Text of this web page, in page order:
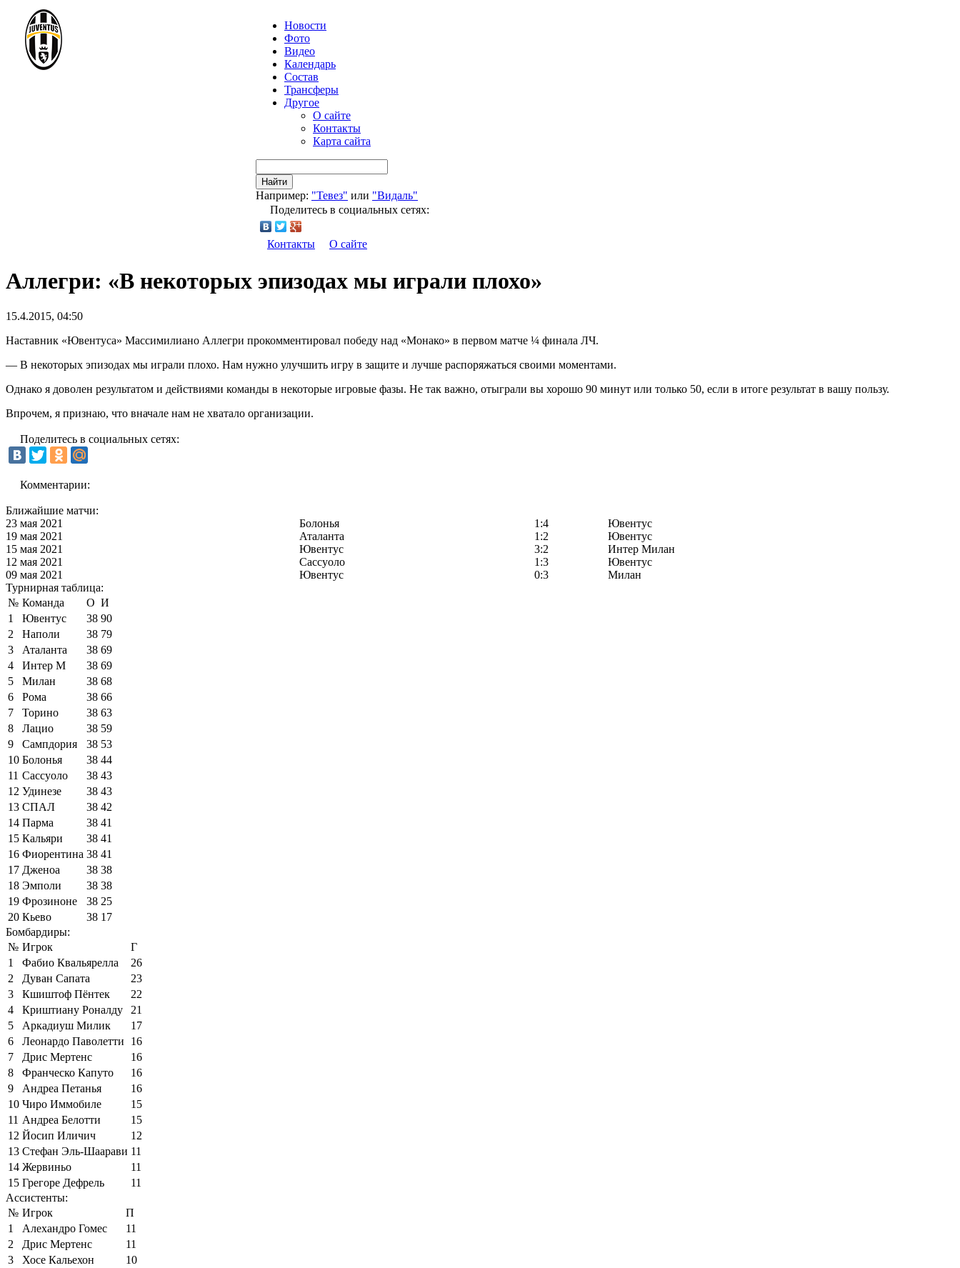
Новости
Фото
Видео
Календарь
Состав
Трансферы
Другое
О сайте
Контакты
Карта сайта
Найти
Например: "Тевез" или "Видаль"
Поделитесь в социальных сетях:
Контакты О сайте
Аллегри: «В некоторых эпизодах мы играли плохо»
15.4.2015, 04:50
Наставник «Ювентуса» Массимилиано Аллегри прокомментировал победу над «Монако» в первом матче ¼ финала ЛЧ.
— В некоторых эпизодах мы играли плохо. Нам нужно улучшить игру в защите и лучше распоряжаться своими моментами.
Однако я доволен результатом и действиями команды в некоторые игровые фазы. Не так важно, отыграли вы хорошо 90 минут или только 50, если в итоге результат в вашу пользу.
Впрочем, я признаю, что вначале нам не хватало организации.
Поделитесь в социальных сетях:
Комментарии:
Ближайшие матчи:
23 мая 2021
Болонья 1:4
Ювентус
19 мая 2021
Аталанта 1:2
Ювентус
15 мая 2021
Ювентус 3:2
Интер Милан
12 мая 2021
Сассуоло 1:3
Ювентус
09 мая 2021
Ювентус 0:3
Милан
Турнирная таблица:
№ Команда О И
1
Ювентус 38 90
2
Наполи 38 79
3
Аталанта 38 69
4
Интер М 38 69
5
Милан 38 68
6
Рома 38 66
7
Торино 38 63
8
Лацио 38 59
9
Сампдория 38 53
10 Болонья 38 44
11 Сассуоло 38 43
12 Удинезе 38 43
13 СПАЛ 38 42
14 Парма 38 41
15 Кальяри 38 41
16 Фиорентина 38 41
17 Дженоа 38 38
18 Эмполи 38 38
19 Фрозиноне 38 25
20 Кьево 38 17
Бомбардиры:
№ Игрок
Г
1
Фабио Квальярелла
26
2
Дуван Сапата
23
3
Кшиштоф Пёнтек
22
4
Криштиану Роналду
21
5
Аркадиуш Милик
17
6
Леонардо Паволетти
16
7
Дрис Мертенс
16
8
Франческо Капуто
16
9
Андреа Петанья
16
10 Чиро Иммобиле
15
11 Андреа Белотти
15
12 Йосип Иличич
12
13 Стефан Эль-Шаарави 11
14 Жервиньо
11
15 Грегоре Дефрель
11
Ассистенты:
№ Игрок
П
1
Алехандро Гомес
11
2
Дрис Мертенс
11
3
Хосе Кальехон
10